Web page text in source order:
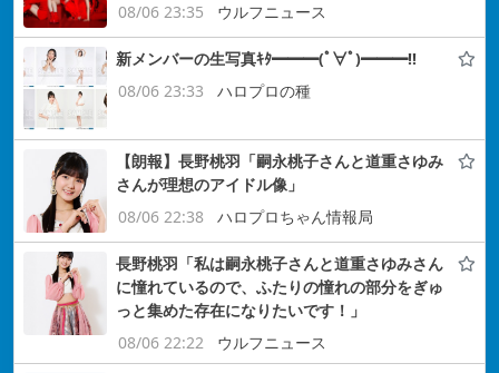
08/06 23:35
ウルフニュース
新メンバーの生写真ｷﾀ━━━(ﾟ∀ﾟ)━━━!!
08/06 23:33
ハロプロの種
【朗報】長野桃羽「嗣永桃子さんと道重さゆみ
さんが理想のアイドル像」
08/06 22:38
ハロプロちゃん情報局
長野桃羽「私は嗣永桃子さんと道重さゆみさん
に憧れているので、ふたりの憧れの部分をぎゅ
っと集めた存在になりたいです！」
08/06 22:22
ウルフニュース